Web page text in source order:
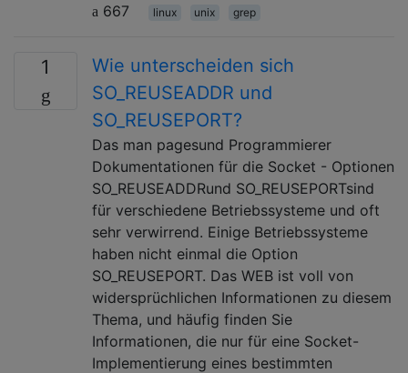
667
linux unix grep
1
Wie unterscheiden sich
SO_REUSEADDR und
SO_REUSEPORT?
Das man pagesund Programmierer
Dokumentationen für die Socket - Optionen
SO_REUSEADDRund SO_REUSEPORTsind
für verschiedene Betriebssysteme und oft
sehr verwirrend. Einige Betriebssysteme
haben nicht einmal die Option
SO_REUSEPORT. Das WEB ist voll von
widersprüchlichen Informationen zu diesem
Thema, und häufig finden Sie
Informationen, die nur für eine Socket-
Implementierung eines bestimmten